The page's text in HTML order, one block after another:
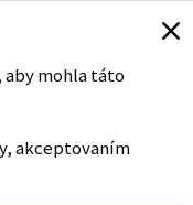
aby mohla táto
akceptovaním